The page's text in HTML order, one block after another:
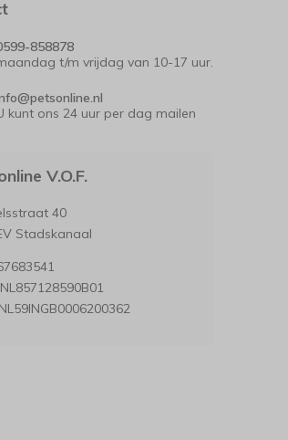
858878
t/m vrijdag van 10-17 uur.
kunt ons 24 uur per dag mailen
V.O.F.
40
Stadskanaal